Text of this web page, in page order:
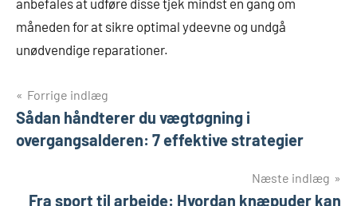
måneden for at sikre optimal ydeevne og undgå
unødvendige reparationer.
Indlægsnavigation
Forrige indlæg
Sådan håndterer du vægtøgning i
overgangsalderen: 7 effektive strategier
Næste indlæg
Fra sport til arbejde: Hvordan knæpuder kan